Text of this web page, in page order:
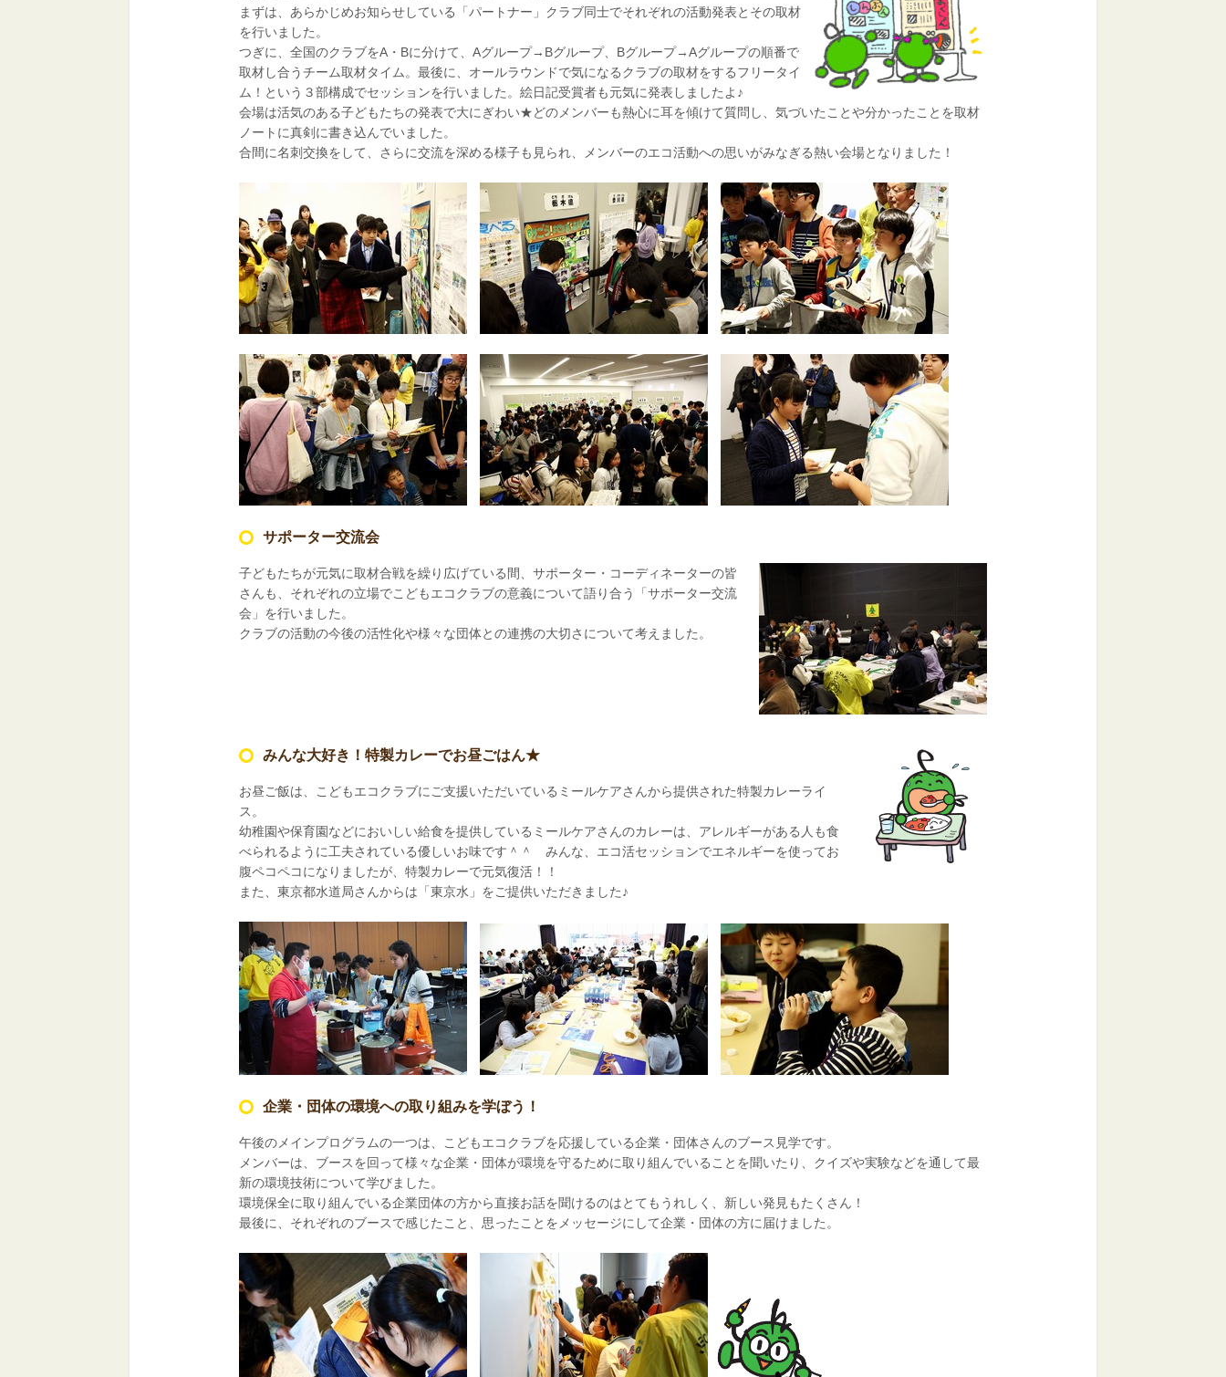
まずは、あらかじめお知らせしている「パートナー」クラブ同士でそれぞれの活動発表とその取材
を行いました。
つぎに、全国のクラブをA・Bに分けて、Aグループ→Bグループ、Bグループ→Aグループの順番で
取材し合うチーム取材タイム。最後に、オールラウンドで気になるクラブの取材をするフリータイ
ム！という３部構成でセッションを行いました。絵日記受賞者も元気に発表しましたよ♪
会場は活気のある子どもたちの発表で大にぎわい★どのメンバーも熱心に耳を傾けて質問し、気づいたことや分かったことを取材
ノートに真剣に書き込んでいました。
合間に名刺交換をして、さらに交流を深める様子も見られ、メンバーのエコ活動への思いがみなぎる熱い会場となりました！
サポーター交流会
子どもたちが元気に取材合戦を繰り広げている間、サポーター・コーディネーターの皆
さんも、それぞれの立場でこどもエコクラブの意義について語り合う「サポーター交流
会」を行いました。
クラブの活動の今後の活性化や様々な団体との連携の大切さについて考えました。
みんな大好き！特製カレーでお昼ごはん★
お昼ご飯は、こどもエコクラブにご支援いただいているミールケアさんから提供された特製カレーライ
ス。
幼稚園や保育園などにおいしい給食を提供しているミールケアさんのカレーは、アレルギーがある人も食
べられるように工夫されている優しいお味です＾＾ みんな、エコ活セッションでエネルギーを使ってお
腹ペコペコになりましたが、特製カレーで元気復活！！
また、東京都水道局さんからは「東京水」をご提供いただきました♪
企業・団体の環境への取り組みを学ぼう！
午後のメインプログラムの一つは、こどもエコクラブを応援している企業・団体さんのブース見学です。
メンバーは、ブースを回って様々な企業・団体が環境を守るために取り組んでいることを聞いたり、クイズや実験などを通して最
新の環境技術について学びました。
環境保全に取り組んでいる企業団体の方から直接お話を聞けるのはとてもうれしく、新しい発見もたくさん！
最後に、それぞれのブースで感じたこと、思ったことをメッセージにして企業・団体の方に届けました。